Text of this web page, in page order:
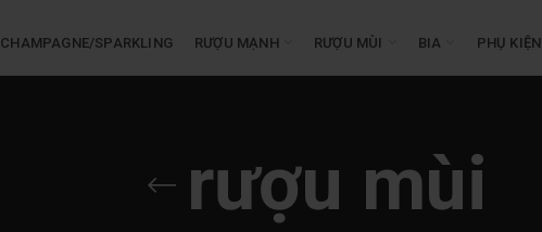
CHAMPAGNE/SPARKLING RƯỢU MẠNH RƯỢU MÙI BIA PHỤ KIỆN
rượu mùi